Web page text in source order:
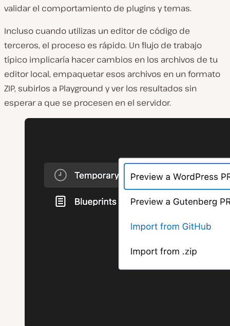
validar el comportamiento de plugins y temas.
Incluso cuando utilizas un editor de código de
terceros, el proceso es rápido. Un flujo de trabajo
típico implicaría hacer cambios en los archivos de tu
editor local, empaquetar esos archivos en un formato
ZIP, subirlos a Playground y ver los resultados sin
esperar a que se procesen en el servidor.